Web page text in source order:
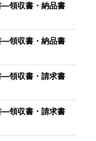
領収書・納品書
領収書・納品書
領収書・請求書
領収書・請求書